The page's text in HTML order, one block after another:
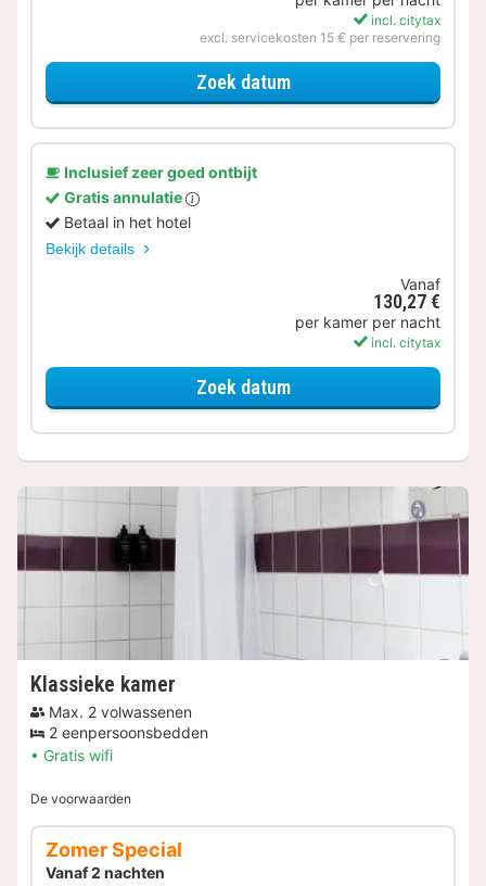
incl. citytax
excl. servicekosten 15 € per reservering
Zoek datumvoor Voordeel Special
Inclusief zeer goed ontbijt
Gratis annulatie
Betaal in het hotel
Bekijk details
Vanaf
130,27 €
per kamer per nacht
incl. citytax
Zoek datumvoor Standaard Kamer
Klassieke kamer
Max. 2 volwassenen
2 eenpersoonsbedden
Gratis wifi
De voorwaarden
Zomer Special
Vanaf 2 nachten